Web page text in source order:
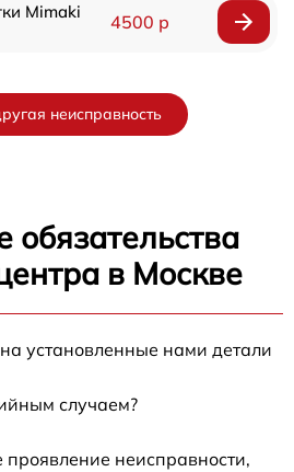
Mimaki
4500 р
неисправность
обязательства
в Москве
установленные нами детали
случаем?
неисправности,